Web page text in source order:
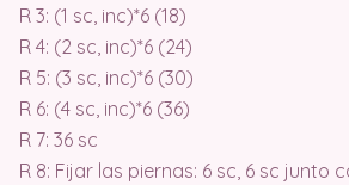
R 3: (1 sc, inc)*6 (18)
R 4: (2 sc, inc)*6 (24)
R 5: (3 sc, inc)*6 (30)
R 6: (4 sc, inc)*6 (36)
R 7: 36 sc
R 8: Fijar las piernas: 6 sc, 6 sc junto